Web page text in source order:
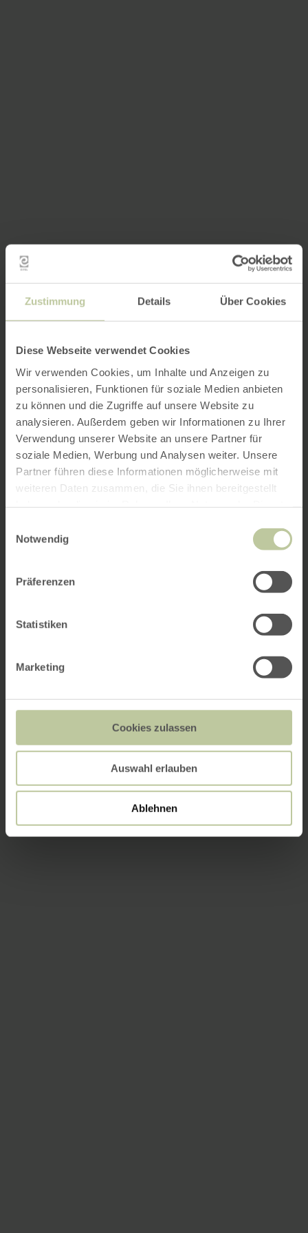
Zustimmung Details Über Cookies
Diese Webseite verwendet Cookies
Wir verwenden Cookies, um Inhalte und Anzeigen zu
personalisieren, Funktionen für soziale Medien anbieten
zu können und die Zugriffe auf unsere Website zu
analysieren. Außerdem geben wir Informationen zu Ihrer
Verwendung unserer Website an unsere Partner für
soziale Medien, Werbung und Analysen weiter. Unsere
Partner führen diese Informationen möglicherweise mit
weiteren Daten zusammen, die Sie ihnen bereitgestellt
Notwendig
Präferenzen
Statistiken
Marketing
Cookies zulassen
Auswahl erlauben
Ablehnen